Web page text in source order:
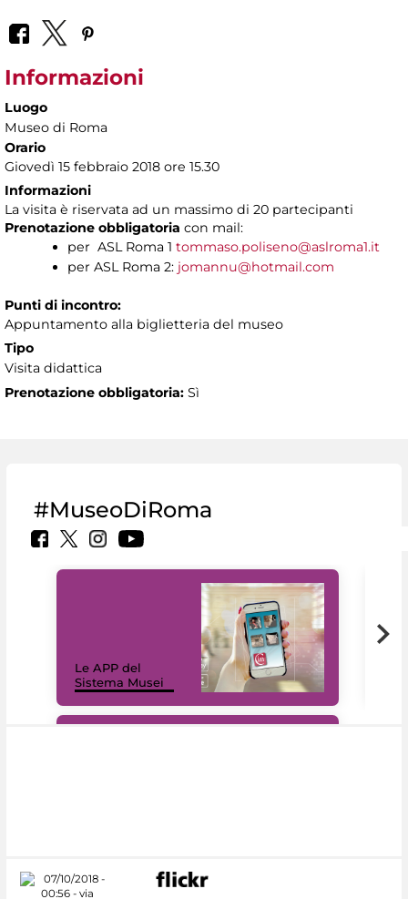
Informazioni
Luogo
Museo di Roma
Orario
Giovedì 15 febbraio 2018 ore 15.30
Informazioni
La visita è riservata ad un massimo di 20 partecipanti
Prenotazione obbligatoria con mail:
per ASL Roma 1 tommaso.poliseno@aslroma1.it
per ASL Roma 2: jomannu@hotmail.com
Punti di incontro:
Appuntamento alla biglietteria del museo
Tipo
Visita didattica
Prenotazione obbligatoria: Sì
#MuseoDiRoma
Le APP del
Sistema Musei